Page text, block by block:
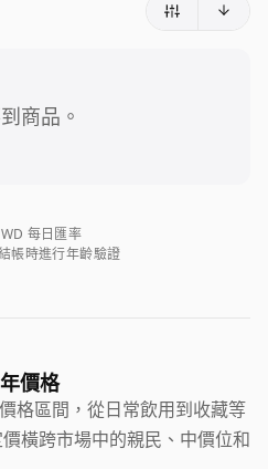
商品。
每日匯率
帳時進行年齡驗證
價格
格區間，從日常飲用到收藏等
橫跨市場中的親民、中價位和